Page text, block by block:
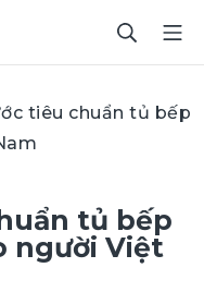
tiêu chuẩn tủ bếp
tủ bếp
người Việt